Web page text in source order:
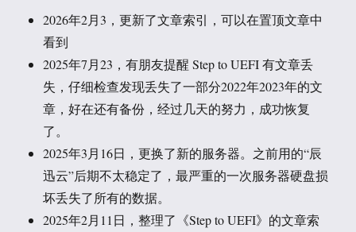
2026年2月3，更新了文章索引，可以在置顶文章中
看到
2025年7月23，有朋友提醒 Step to UEFI 有文章丢
失，仔细检查发现丢失了一部分2022年2023年的文
章，好在还有备份，经过几天的努力，成功恢复
了。
2025年3月16日，更换了新的服务器。之前用的“辰
迅云”后期不太稳定了，最严重的一次服务器硬盘损
坏丢失了所有的数据。
2025年2月11日，整理了《Step to UEFI》的文章索